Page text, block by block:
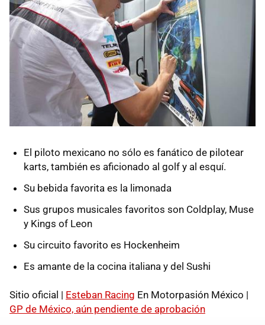
El piloto mexicano no sólo es fanático de pilotear
karts, también es aficionado al golf y al esquí.
Su bebida favorita es la limonada
Sus grupos musicales favoritos son Coldplay, Muse
y Kings of Leon
Su circuito favorito es Hockenheim
Es amante de la cocina italiana y del Sushi
Sitio oficial | Esteban Racing En Motorpasión México |
GP de México, aún pendiente de aprobación